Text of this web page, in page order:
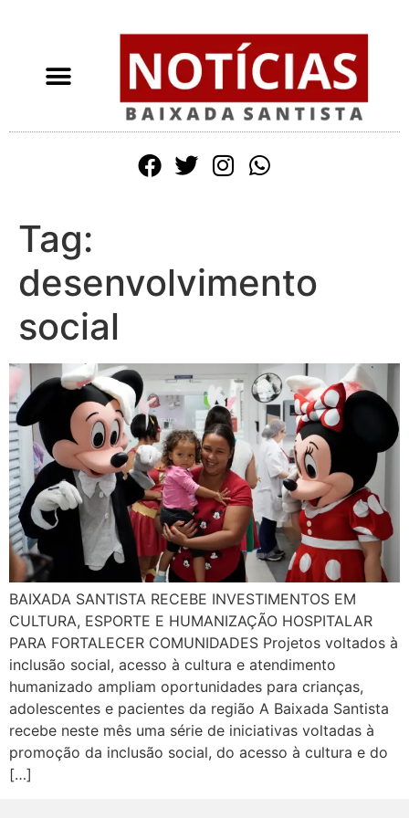
Tag:
desenvolvimento
social
BAIXADA SANTISTA RECEBE INVESTIMENTOS EM
CULTURA, ESPORTE E HUMANIZAÇÃO HOSPITALAR
PARA FORTALECER COMUNIDADES Projetos voltados à
inclusão social, acesso à cultura e atendimento
humanizado ampliam oportunidades para crianças,
adolescentes e pacientes da região A Baixada Santista
recebe neste mês uma série de iniciativas voltadas à
promoção da inclusão social, do acesso à cultura e do
[…]